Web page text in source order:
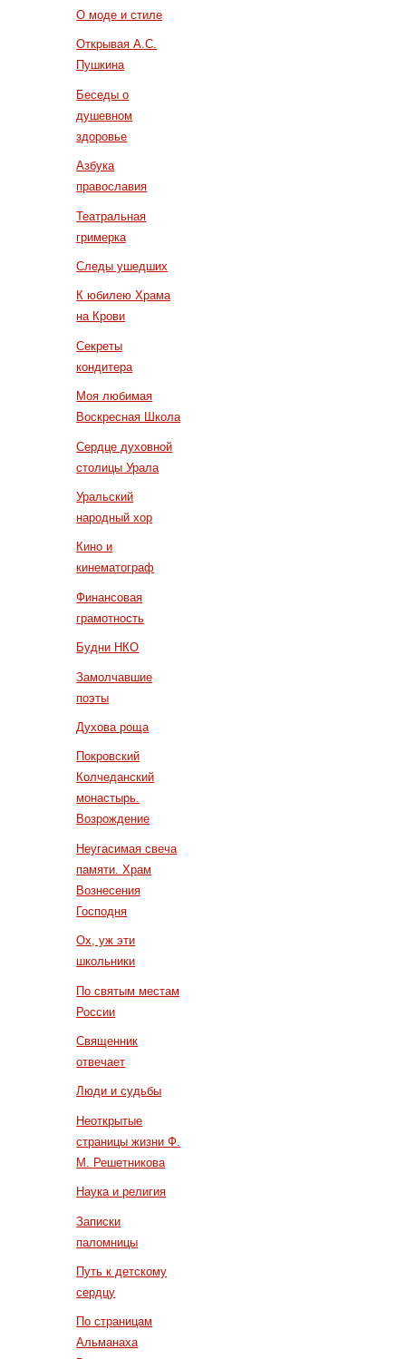
О моде и стиле
Открывая А.С.
Пушкина
Беседы о
душевном
здоровье
Азбука
православия
Театральная
гримерка
Следы ушедших
К юбилею Храма
на Крови
Секреты
кондитера
Моя любимая
Воскресная Школа
Сердце духовной
столицы Урала
Уральский
народный хор
Кино и
кинематограф
Финансовая
грамотность
Будни НКО
Замолчавшие
поэты
Духова роща
Покровский
Колчеданский
монастырь.
Возрождение
Неугасимая свеча
памяти. Храм
Вознесения
Господня
Ох, уж эти
школьники
По святым местам
России
Священник
отвечает
Люди и судьбы
Неоткрытые
страницы жизни Ф.
М. Решетникова
Наука и религия
Записки
паломницы
Путь к детскому
сердцу
По страницам
Альманаха